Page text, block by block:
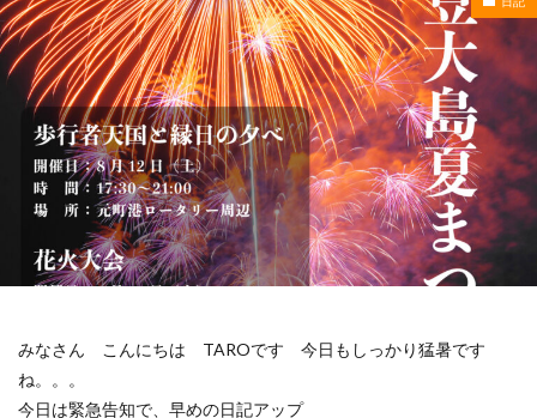
みなさん こんにちは TAROです 今日もしっかり猛暑です
ね。。。
今日は緊急告知で、早めの日記アップ